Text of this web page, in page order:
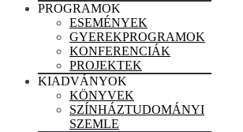
PROGRAMOK
ESEMÉNYEK
GYEREKPROGRAMOK
KONFERENCIÁK
PROJEKTEK
KIADVÁNYOK
KÖNYVEK
SZÍNHÁZTUDOMÁNYI
SZEMLE